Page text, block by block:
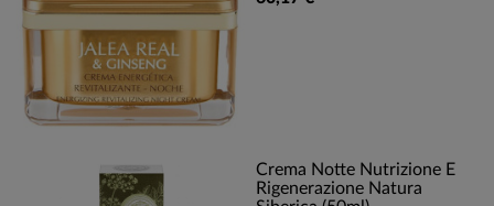
Crema Notte Nutrizione E
Rigenerazione Natura